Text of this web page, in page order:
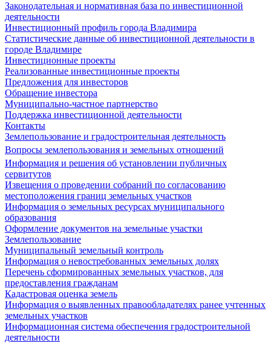
Законодательная и нормативная база по инвестиционной
деятельности
Инвестиционный профиль города Владимира
Статистические данные об инвестиционной деятельности в
городе Владимире
Инвестиционные проекты
Реализованные инвестиционные проекты
Предложения для инвесторов
Обращение инвестора
Муниципально-частное партнерство
Поддержка инвестиционной деятельности
Контакты
Землепользование и градостроительная деятельность
Вопросы землепользования и земельных отношений
Информация и решения об установлении публичных
сервитутов
Извещения о проведении собраний по согласованию
местоположения границ земельных участков
Информация о земельных ресурсах муниципального
образования
Оформление документов на земельные участки
Землепользование
Муниципальный земельный контроль
Информация о невостребованных земельных долях
Перечень сформированных земельных участков, для
предоставления гражданам
Кадастровая оценка земель
Информация о выявленных правообладателях ранее учтенных
земельных участков
Информационная система обеспечения градостроительной
деятельности